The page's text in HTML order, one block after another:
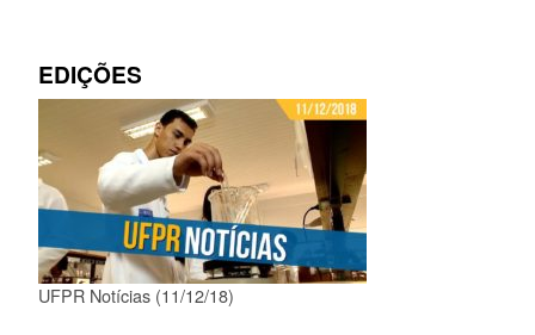
EDIÇÕES
UFPR Notícias (11/12/18)